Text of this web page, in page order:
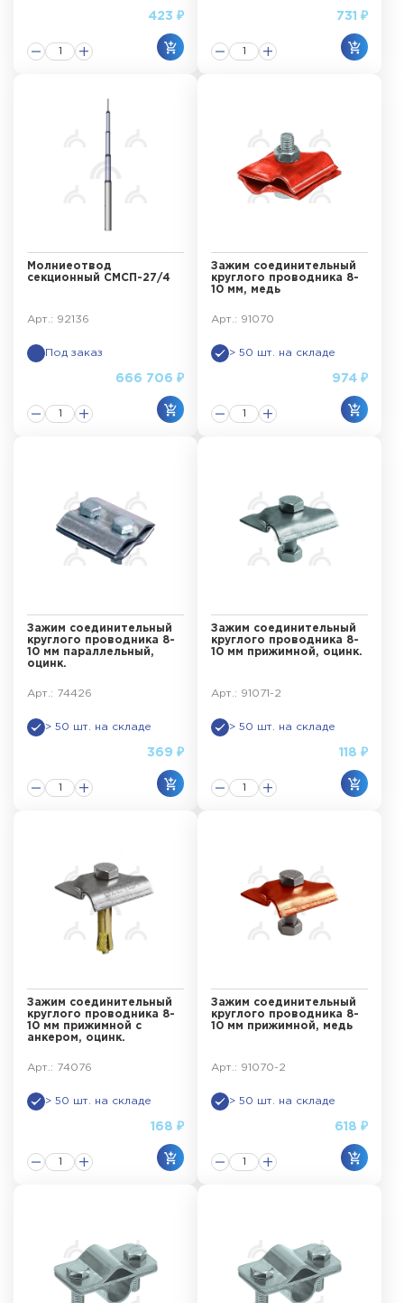
423 ₽ 731 ₽
Молниеотвод
секционный СМСП-27/4
Арт.: 92136
Под заказ
666 706 ₽
Зажим соединительный
круглого проводника 8-
10 мм, медь
Арт.: 91070
> 50 шт. на складе
974 ₽
Зажим соединительный
круглого проводника 8-
10 мм параллельный,
оцинк.
Арт.: 74426
> 50 шт. на складе
369 ₽
Зажим соединительный
круглого проводника 8-
10 мм прижимной, оцинк.
Арт.: 91071-2
> 50 шт. на складе
118 ₽
Зажим соединительный
круглого проводника 8-
10 мм прижимной с
анкером, оцинк.
Арт.: 74076
> 50 шт. на складе
168 ₽
Зажим соединительный
круглого проводника 8-
10 мм прижимной, медь
Арт.: 91070-2
> 50 шт. на складе
618 ₽